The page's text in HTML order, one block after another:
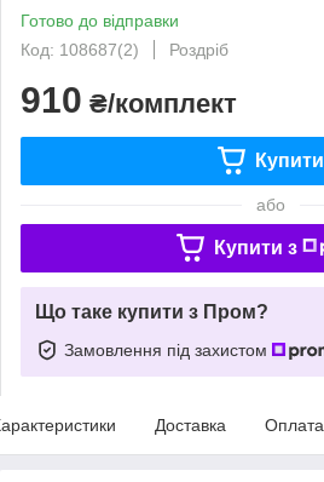
Готово до відправки
Код: 108687(2)
Роздріб
910 ₴/комплект
Купити
або
Купити з
Що таке купити з Пром?
Замовлення під захистом
Доставка Оплата